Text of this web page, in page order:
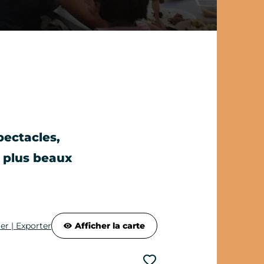
beaux
Partager | Exporter Afficher la carte